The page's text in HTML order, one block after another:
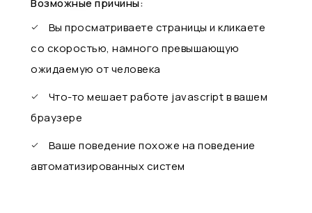
Возможные причины:
Вы просматриваете страницы и кликаете
со скоростью, намного превышающую
ожидаемую от человека
Что-то мешает работе javascript в вашем
браузере
Ваше поведение похоже на поведение
автоматизированных систем